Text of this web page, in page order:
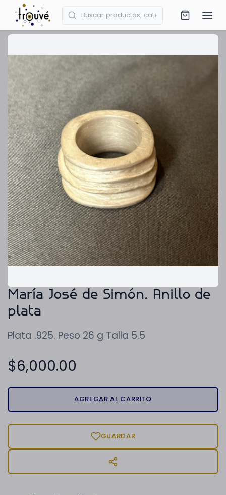
María José de Simón. Anillo de
plata
Plata .925. Peso 26 g Talla 5.5
$6,000.00
AGREGAR AL CARRITO
GUARDAR